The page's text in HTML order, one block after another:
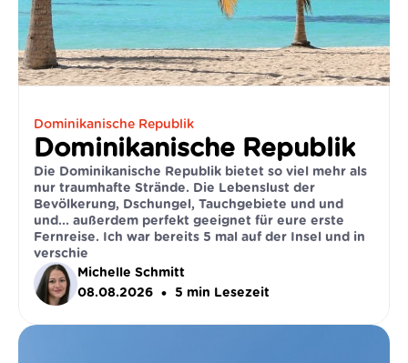
Dominikanische Republik
Dominikanische Republik
Die Dominikanische Republik bietet so viel mehr als
nur traumhafte Strände. Die Lebenslust der
Bevölkerung, Dschungel, Tauchgebiete und und
und... außerdem perfekt geeignet für eure erste
Fernreise. Ich war bereits 5 mal auf der Insel und in
verschie
Michelle Schmitt
08.08.2026
• 5 min Lesezeit